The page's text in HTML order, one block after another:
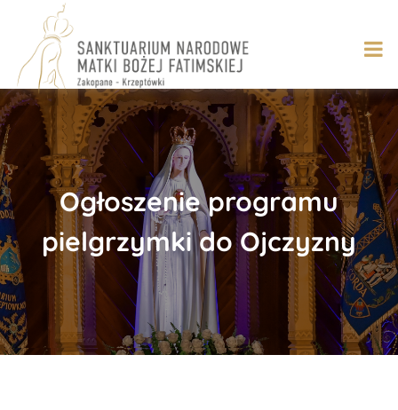
content
Ogłoszenie programu
pielgrzymki do Ojczyzny